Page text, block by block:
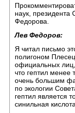
наук, президента
Федорова.
Лев Федоров:
Я читал письмо
полигоном
официальных лиц,
что гептил менее
очень большим
по экологии
гептил является
синильная